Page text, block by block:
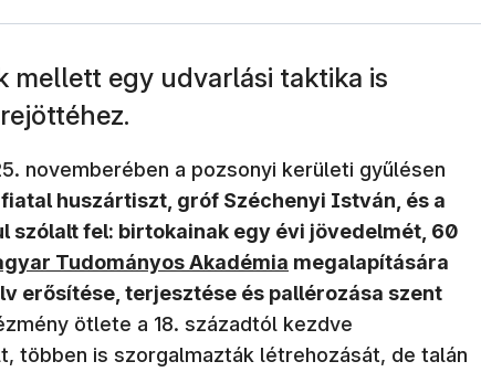
mellett egy udvarlási taktika is
novemberében a pozsonyi kerületi gyűlésen
huszártiszt, gróf Széchenyi István, és a
szólalt fel: birtokainak egy évi jövedelmét, 60
ablakban nyílik meg)
Tudományos Akadémia megalapítására
erősítése, terjesztése és pallérozása szent
ötlete a 18. századtól kezdve
többen is szorgalmazták létrehozását, de talán